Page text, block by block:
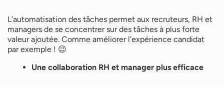
L’automatisation des tâches permet aux recruteurs, RH et
managers de se concentrer sur des tâches à plus forte
valeur ajoutée. Comme améliorer l’expérience candidat
par exemple ! 😉
Une collaboration RH et manager plus efficace